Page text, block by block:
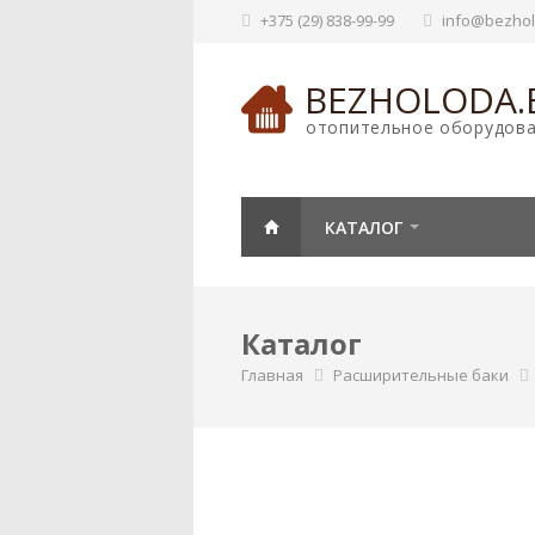
+375 (29) 838-99-99
отопительное
КАТАЛОГ
Каталог
Главная Расширительные баки